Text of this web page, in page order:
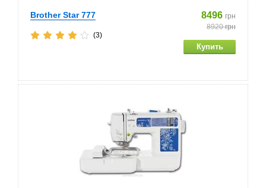
Brother Star 777 8496 грн
8920грн
(3)